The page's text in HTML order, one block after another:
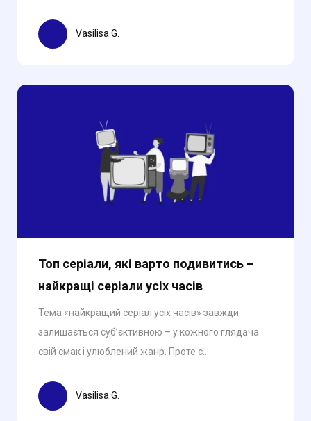
Vasilisa G.
Топ серіали, які варто подивитись –
найкращі серіали усіх часів
Тема «найкращий серіал усіх часів» завжди
залишається суб’єктивною – у кожного глядача
свій смак і улюблений жанр. Проте є...
Vasilisa G.